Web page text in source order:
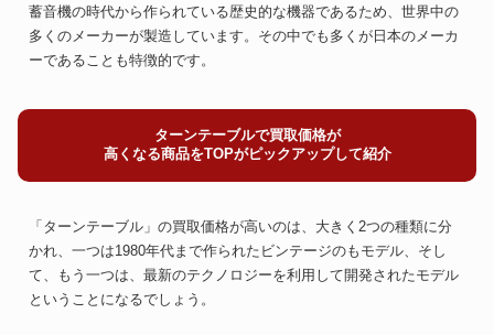
蓄音機の時代から作られている歴史的な機器であるため、世界中の
多くのメーカーが製造しています。その中でも多くが日本のメーカ
ーであることも特徴的です。
ターンテーブルで買取価格が
高くなる商品をTOPがピックアップして紹介
「ターンテーブル」の買取価格が高いのは、大きく2つの種類に分
かれ、一つは1980年代まで作られたビンテージのもモデル、そし
て、もう一つは、最新のテクノロジーを利用して開発されたモデル
ということになるでしょう。